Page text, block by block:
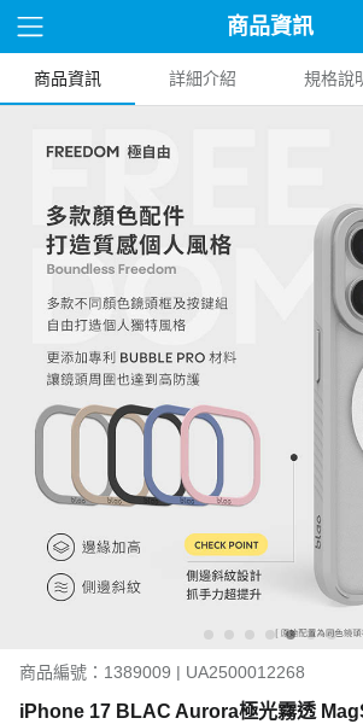
商品資訊
商品資訊 詳細介紹 規格說
商品編號：1389009 | UA2500012268
iPhone 17 BLAC Aurora極光霧透